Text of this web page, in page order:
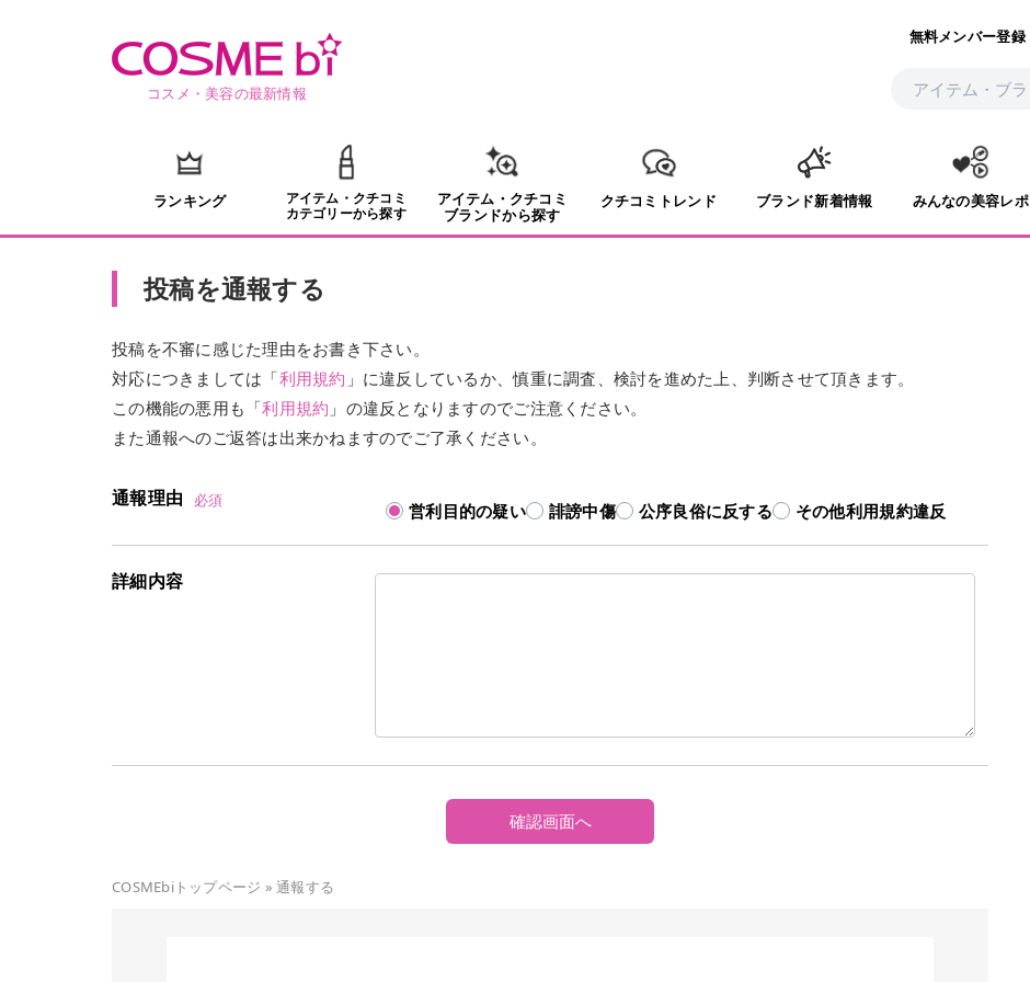
コスメ・美容の最新情報
無料メンバー登録
ランキング
アイテム・クチコミ
カテゴリーから探す
アイテム・クチコミ
ブランドから探す
クチコミトレンド ブランド新着情報 みんなの美容レポ
投稿を通報する
投稿を不審に感じた理由をお書き下さい。
対応につきましては「利用規約 」に違反しているか、慎重に調査、検討を進めた上、判断させて頂きます。
この機能の悪用も「利用規約 」の違反となりますのでご注意ください。
また通報へのご返答は出来かねますのでご了承ください。
通報理由 必須 営利目的の疑い 誹謗中傷 公序良俗に反する その他利用規約違反
詳細内容
確認画面へ
COSMEbiトップページ »通報する